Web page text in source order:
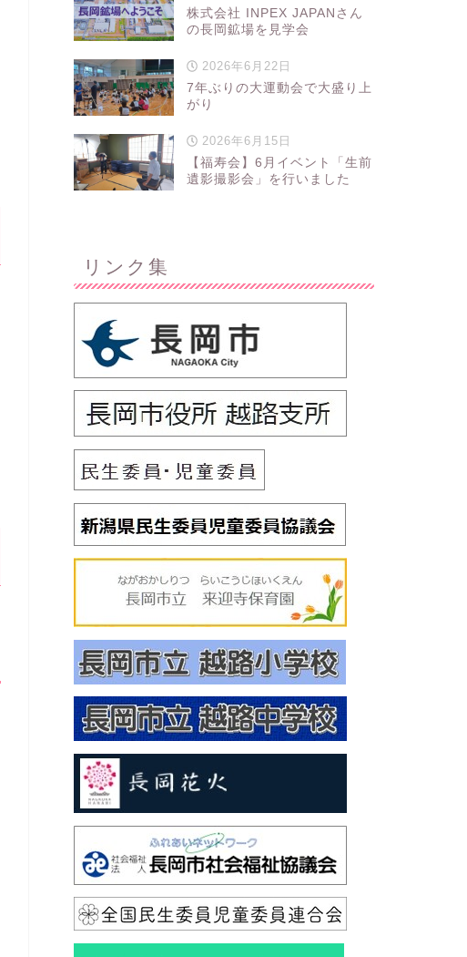
株式会社 INPEX JAPANさん
の長岡鉱場を見学会
2026年6月22日
7年ぶりの大運動会で大盛り上
がり
2026年6月15日
【福寿会】6月イベント「生前
遺影撮影会」を行いました
リンク集